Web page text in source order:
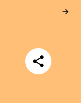
Teilen